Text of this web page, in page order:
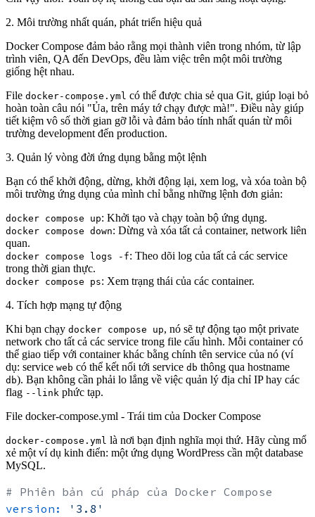
2. Môi trường nhất quán, phát triển hiệu quả
Docker Compose đảm bảo rằng mọi thành viên trong nhóm, từ lập
trình viên, QA đến DevOps, đều làm việc trên một môi trường
giống hệt nhau.
File docker-compose.yml có thể được chia sẻ qua Git, giúp loại bỏ
hoàn toàn câu nói "Ủa, trên máy tớ chạy được mà!". Điều này giúp
tiết kiệm vô số thời gian gỡ lỗi và đảm bảo tính nhất quán từ môi
trường development đến production.
3. Quản lý vòng đời ứng dụng bằng một lệnh
Bạn có thể khởi động, dừng, khởi động lại, xem log, và xóa toàn bộ
môi trường ứng dụng của mình chỉ bằng những lệnh đơn giản:
docker compose up: Khởi tạo và chạy toàn bộ ứng dụng.
docker compose down: Dừng và xóa tất cả container, network liên
quan.
docker compose logs -f: Theo dõi log của tất cả các service
trong thời gian thực.
docker compose ps: Xem trạng thái của các container.
4. Tích hợp mạng tự động
Khi bạn chạy docker compose up, nó sẽ tự động tạo một private
network cho tất cả các service trong file cấu hình. Mỗi container có
thể giao tiếp với container khác bằng chính tên service của nó (ví
dụ: service web có thể kết nối tới service db thông qua hostname
db). Bạn không cần phải lo lắng về việc quản lý địa chỉ IP hay các
flag --link phức tạp.
File docker-compose.yml - Trái tim của Docker Compose
docker-compose.yml là nơi bạn định nghĩa mọi thứ. Hãy cùng mổ
xẻ một ví dụ kinh điển: một ứng dụng WordPress cần một database
MySQL.
# Phiên bản cú pháp của Docker Compose
version:
'3.8'